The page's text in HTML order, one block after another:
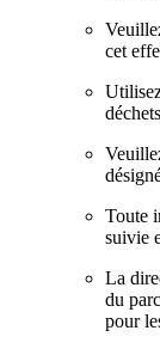
cet
Toute
suivie
La
du
pour